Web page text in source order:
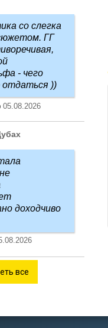
со слегка
ГГ
- чего
отдаться ))
05.08.2026
доходчиво
все